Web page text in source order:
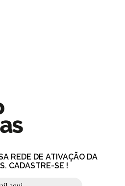
REDE DE ATIVAÇÃO DA
CADASTRE-SE !